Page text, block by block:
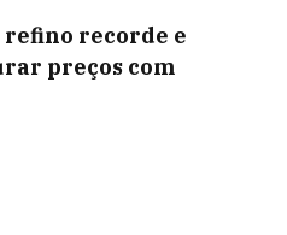
refino recorde e
preços com